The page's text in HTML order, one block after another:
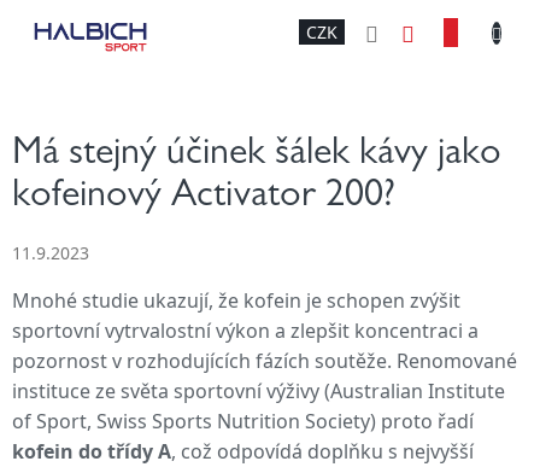
CZK
Má stejný účinek šálek kávy jako
kofeinový Activator 200?
11.9.2023
Mnohé studie ukazují, že kofein je schopen zvýšit
sportovní vytrvalostní výkon a zlepšit koncentraci a
pozornost v rozhodujících fázích soutěže. Renomované
instituce ze světa sportovní výživy (Australian Institute
of Sport, Swiss Sports Nutrition Society) proto řadí
kofein do třídy A, což odpovídá doplňku s nejvyšší